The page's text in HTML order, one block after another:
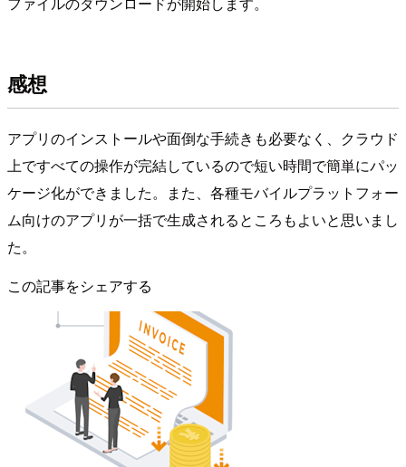
感想
アプリのインストールや面倒な手続きも必要なく、クラウド
上ですべての操作が完結しているので短い時間で簡単にパッ
ケージ化ができました。また、各種モバイルプラットフォー
ム向けのアプリが一括で生成されるところもよいと思いまし
た。
この記事をシェアする